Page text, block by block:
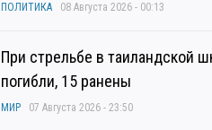
ПОЛИТИКА 08 Августа 2026 - 00:13
При стрельбе в таиландской
погибли, 15 ранены
МИР 07 Августа 2026 - 23:50